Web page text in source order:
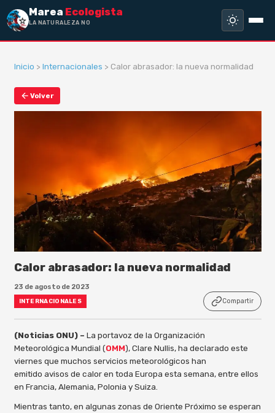
Marea Ecologista
LA NATURALEZA NO HA HE
Inicio > Internacionales > Calor abrasador: la nueva normalidad
Volver
Calor abrasador: la nueva normalidad
23 de agosto de 2023
INTERNACIONALES Compartir
(Noticias ONU) – La portavoz de la Organización
Meteorológica Mundial (OMM), Clare Nullis, ha declarado este
viernes que muchos servicios meteorológicos han
emitido avisos de calor en toda Europa esta semana, entre ellos
en Francia, Alemania, Polonia y Suiza.
Mientras tanto, en algunas zonas de Oriente Próximo se esperan